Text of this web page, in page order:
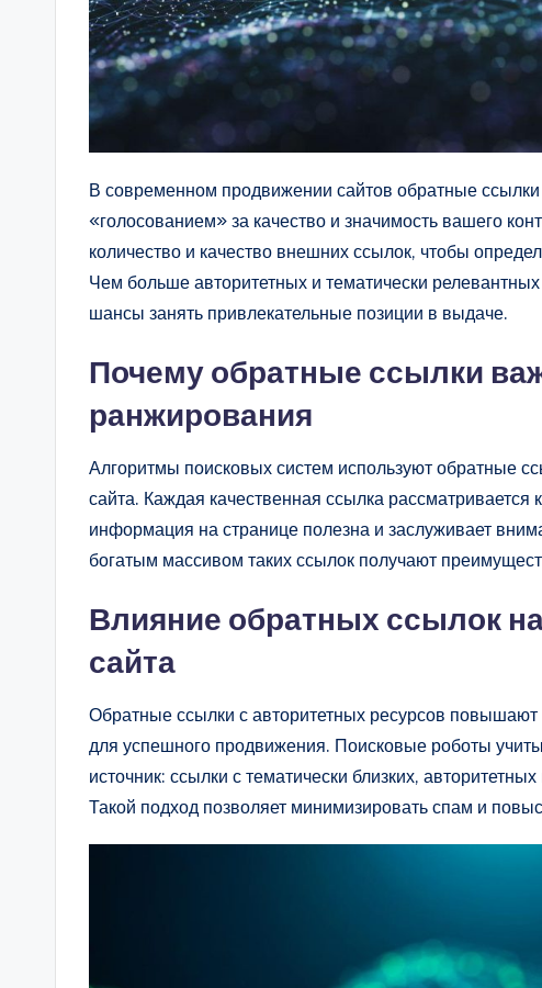
В современном продвижении сайтов обратные
«голосованием» за качество и значимость вашего
количество и качество внешних ссылок, чтобы
Чем больше авторитетных и тематически
шансы занять привлекательные позиции в выдаче.
Почему обратные ссылки
ранжирования
Алгоритмы поисковых систем используют обратные
сайта. Каждая качественная ссылка
информация на странице полезна и заслуживает
богатым массивом таких ссылок получают
Влияние обратных ссылок
сайта
Обратные ссылки с авторитетных ресурсов
для успешного продвижения. Поисковые роботы
источник: ссылки с тематически близких,
Такой подход позволяет минимизировать спам и